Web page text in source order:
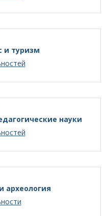
и туризм
науки
археология